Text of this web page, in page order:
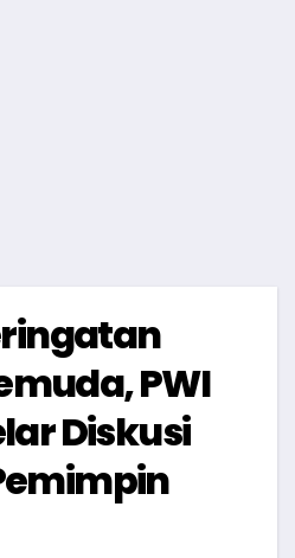
PWI
Diskusi